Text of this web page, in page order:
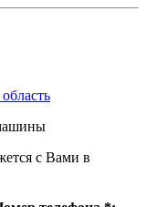
с Вами в